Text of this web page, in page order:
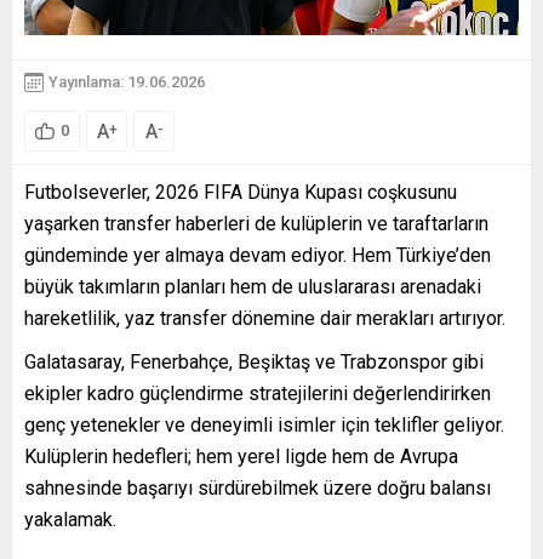
Yayınlama: 19.06.2026
0 A+ A-
Futbolseverler, 2026 FIFA Dünya Kupası coşkusunu
yaşarken transfer haberleri de kulüplerin ve taraftarların
gündeminde yer almaya devam ediyor. Hem Türkiye’den
büyük takımların planları hem de uluslararası arenadaki
hareketlilik, yaz transfer dönemine dair merakları artırıyor.
Galatasaray, Fenerbahçe, Beşiktaş ve Trabzonspor gibi
ekipler kadro güçlendirme stratejilerini değerlendirirken
genç yetenekler ve deneyimli isimler için teklifler geliyor.
Kulüplerin hedefleri; hem yerel ligde hem de Avrupa
sahnesinde başarıyı sürdürebilmek üzere doğru balansı
yakalamak.